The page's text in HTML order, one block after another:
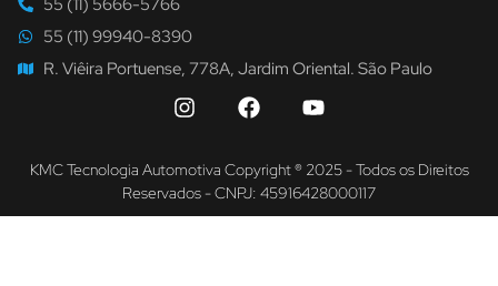
55 (11) 99940-8390
R. Viêira Portuense, 778A, Jardim Oriental. São Paulo
KMC Tecnologia Automotiva Copyright ® 2025 - Todos os Direitos
Reservados - CNPJ: 45916428000117